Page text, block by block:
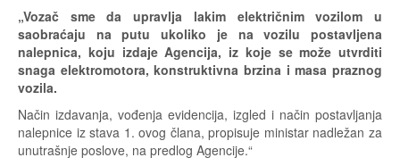
„Vozač sme da upravlja lakim električnim vozilom u
saobraćaju na putu ukoliko je na vozilu postavljena
nalepnica, koju izdaje Agencija, iz koje se može utvrditi
snaga elektromotora, konstruktivna brzina i masa praznog
vozila.
Način izdavanja, vođenja evidencija, izgled i način postavljanja
nalepnice iz stava 1. ovog člana, propisuje ministar nadležan za
unutrašnje poslove, na predlog Agencije.“